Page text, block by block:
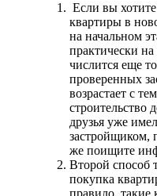
Если вы
квартиры в
на начальном
практически на
числится еще
проверенных
возрастает с
строительство
друзья уже
застройщиком,
же поищите
Второй способ
покупка
правило,